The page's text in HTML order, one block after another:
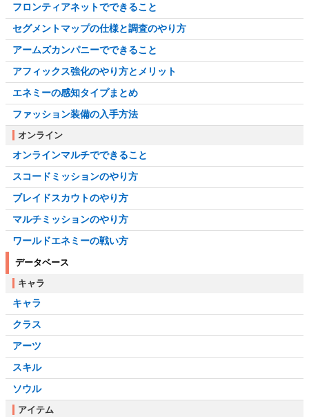
フロンティアネットでできること
セグメントマップの仕様と調査のやり方
アームズカンパニーでできること
アフィックス強化のやり方とメリット
エネミーの感知タイプまとめ
ファッション装備の入手方法
オンライン
オンラインマルチでできること
スコードミッションのやり方
ブレイドスカウトのやり方
マルチミッションのやり方
ワールドエネミーの戦い方
データベース
キャラ
キャラ
クラス
アーツ
スキル
ソウル
アイテム